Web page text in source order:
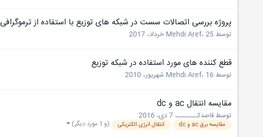
پروژه بررسی اتصالات سست در شبکه های توزیع با استفاده از ترموگرافی
توسط Mehdi.Aref،25 خرداد، 2017
قطع کننده های مورد استفاده در شبکه توزیع
توسط Mehdi.Aref، 16 شهریور، 2010
مقایسه انتقال ac و dc
توسطقاصدکــــــــ، 7 دی، 2016
مقایسه برق ac و dc انتقال انرژی الکتریکی (و 1 مورد دیگر)